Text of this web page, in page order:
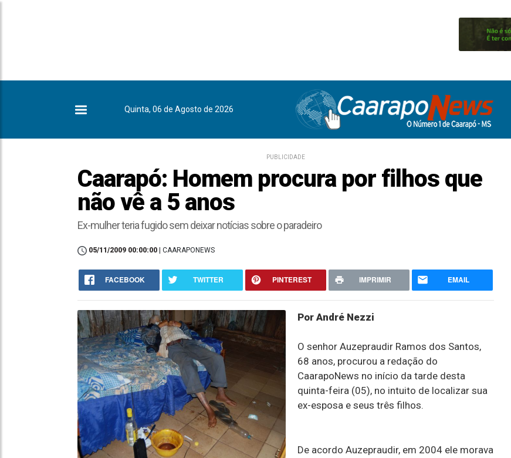
Quinta, 06 de Agosto de 2026
PUBLICIDADE
Caarapó: Homem procura por filhos que
não vê a 5 anos
Ex-mulher teria fugido sem deixar notícias sobre o paradeiro
05/11/2009 00:00:00 | CAARAPONEWS
FACEBOOK TWITTER PINTEREST IMPRIMIR EMAIL
Por André Nezzi
O senhor Auzepraudir Ramos dos Santos,
68 anos, procurou a redação do
CaarapoNews no início da tarde desta
quinta-feira (05), no intuito de localizar sua
ex-esposa e seus três filhos.
De acordo Auzepraudir, em 2004 ele morava